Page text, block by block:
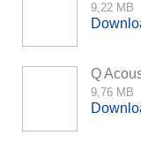
9,22 MB
Q
9,76 MB